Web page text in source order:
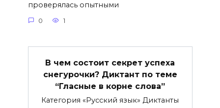
проверялась опытными
0 1
В чем состоит секрет успеха
снегурочки? Диктант по теме
“Гласные в корне слова”
Категория «Русский язык» Диктанты